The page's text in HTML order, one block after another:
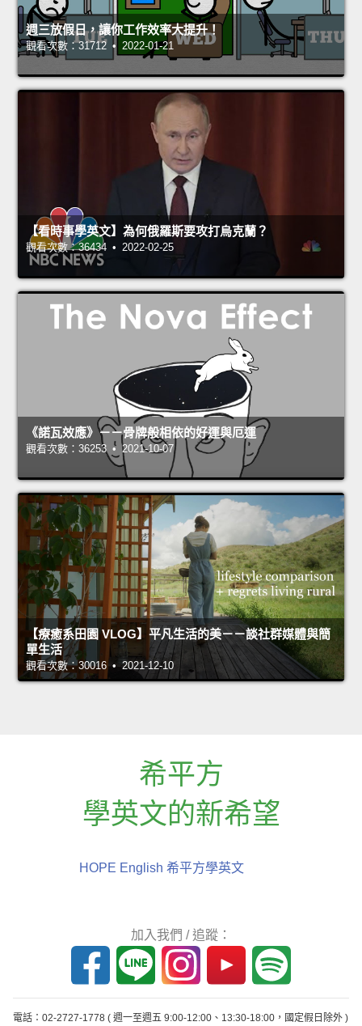
週三放假日，讓你工作效率大提升！
觀看次數：31712 • 2022-01-21
【看時事學英文】為何俄羅斯要攻打烏克蘭？
觀看次數：36434 • 2022-02-25
《諾瓦效應》－－骨牌般相依的好運與厄運
觀看次數：36253 • 2021-10-07
【療癒系田園 VLOG】平凡生活的美－－談社群媒體與簡
單生活
觀看次數：30016 • 2021-12-10
希平方
學英文的新希望
HOPE English 希平方學英文
加入我們 / 追蹤：
電話：02-2727-1778 ( 週一至週五 9:00-12:00、13:30-18:00，國定假日除外 )